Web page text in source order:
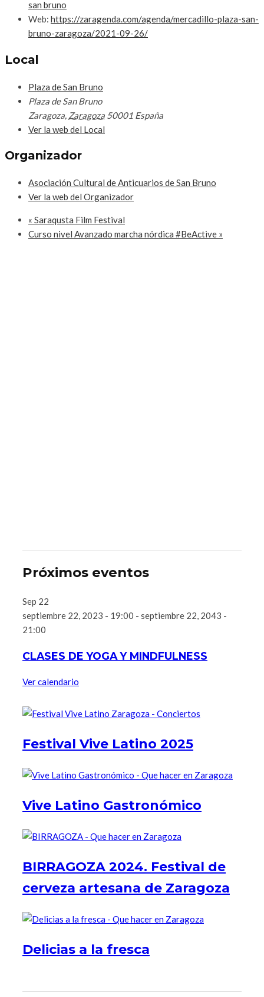
san bruno
Web: https://zaragenda.com/agenda/mercadillo-plaza-san-
bruno-zaragoza/2021-09-26/
Local
Plaza de San Bruno
Plaza de San Bruno
Zaragoza, Zaragoza 50001 España
Ver la web del Local
Organizador
Asociación Cultural de Anticuarios de San Bruno
Ver la web del Organizador
« Saraqusta Film Festival
Curso nivel Avanzado marcha nórdica #BeActive »
Próximos eventos
Sep 22
septiembre 22, 2023 - 19:00 - septiembre 22, 2043 -
21:00
CLASES DE YOGA Y MINDFULNESS
Ver calendario
Festival Vive Latino 2025
Vive Latino Gastronómico
BIRRAGOZA 2024. Festival de
cerveza artesana de Zaragoza
Delicias a la fresca